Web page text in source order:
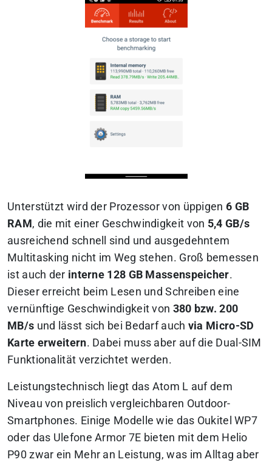
Unterstützt wird der Prozessor von üppigen 6 GB
RAM , die mit einer Geschwindigkeit von 5,4 GB/s
ausreichend schnell sind und ausgedehntem
Multitasking nicht im Weg stehen. Groß bemessen
ist auch der interne 128 GB Massenspeicher.
Dieser erreicht beim Lesen und Schreiben eine
vernünftige Geschwindigkeit von 380 bzw. 200
MB/s und lässt sich bei Bedarf auch via Micro-SD
Karte erweitern. Dabei muss aber auf die Dual-SIM
Funktionalität verzichtet werden.
Leistungstechnisch liegt das Atom L auf dem
Niveau von preislich vergleichbaren Outdoor-
Smartphones. Einige Modelle wie das Oukitel WP7
oder das Ulefone Armor 7E bieten mit dem Helio
P90 zwar ein Mehr an Leistung, was im Alltag aber